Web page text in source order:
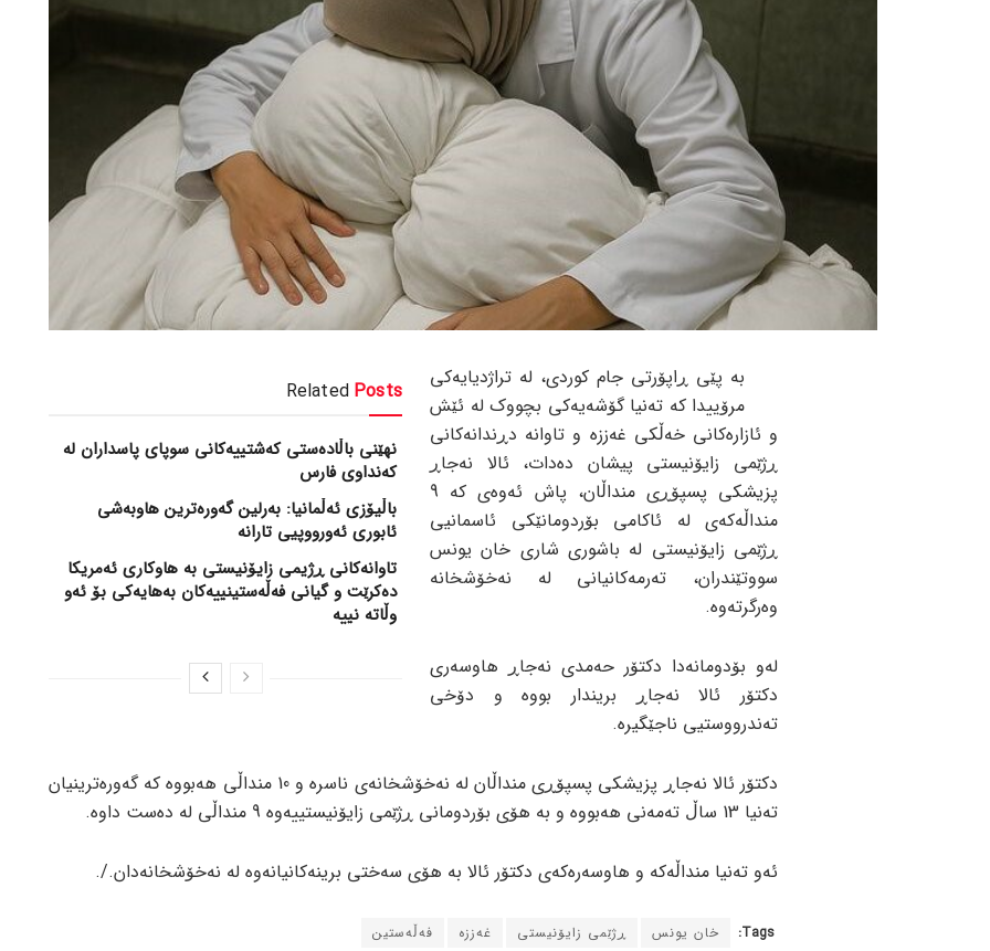
Related Posts
نهێنی باڵادەستی کەشتییەکانی سوپای پاسداران لە
کەنداوی فارس
باڵیۆزی ئەڵمانیا: بەرلین گەورەترین هاوبەشی
ئابوری ئەورووپیی تارانە
تاوانەکانی ڕژیمی زایۆنیستی بە هاوکاری ئەمریکا
دەکرێت و گیانی فەڵەستینییەکان بەهایەکی بۆ ئەو
وڵاتە نییە
بە پێی ڕاپۆرتی جام کوردی، لە تراژدیایەکی
مرۆییدا کە تەنیا گۆشەیەکی بچووک لە ئێش
و ئازارەکانی خەڵکی غەززە و تاوانە دڕندانەکانی
ڕژێمی زایۆنیستی پیشان دەدات، ئالا نەجاڕ
پزیشکی پسپۆڕی منداڵان، پاش ئەوەی کە 9
منداڵەکەی لە ئاکامی بۆردومانێکی ئاسمانیی
ڕژێمی زایۆنیستی لە باشوری شاری خان یونس
سووتێندران، تەرمەکانیانی لە نەخۆشخانە
وەرگرتەوە.
لەو بۆدومانەدا دکتۆر حەمدی نەجاڕ هاوسەری
دکتۆر ئالا نەجاڕ بریندار بووە و دۆخی
تەندرووستیی ناجێگیرە.
دکتۆر ئالا نەجاڕ پزیشکی پسپۆڕی منداڵان لە نەخۆشخانەی ناسرە و 10 منداڵی هەبووە کە گەورەترینیان
تەنیا 13 ساڵ تەمەنی هەبووە و بە هۆی بۆردومانی ڕژێمی زایۆنیستییەوە 9 منداڵی لە دەست داوە.
ئەو تەنیا منداڵەکە و هاوسەرەکەی دکتۆر ئالا بە هۆی سەختی برینەکانیانەوە لە نەخۆشخانەدان./.
Tags: خان یونس ڕژێمی زایۆنیستی غەززە فەڵەستین